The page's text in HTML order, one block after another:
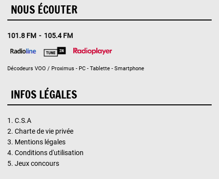
NOUS ÉCOUTER
101.8 FM - 105.4 FM
Décodeurs VOO / Proximus - PC - Tablette - Smartphone
INFOS LÉGALES
1. C.S.A
2. Charte de vie privée
3. Mentions légales
4. Conditions d'utilisation
5. Jeux concours